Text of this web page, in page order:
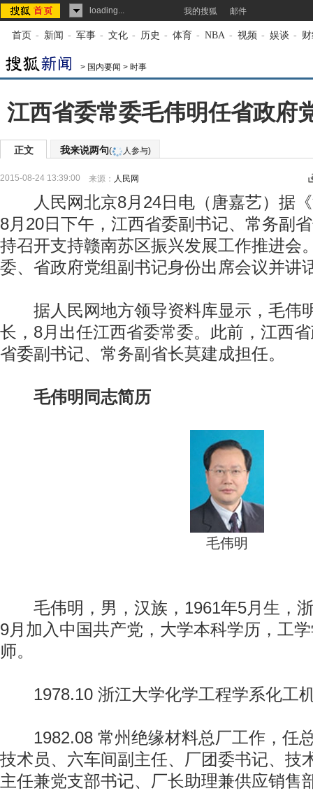
loading... 我的搜狐 邮件
首页 - 新闻 - 军事 - 文化 - 历史 - 体育 - NBA - 视频 - 娱谈 -
> 国内要闻 > 时事
江西省委常委毛伟明任省政府
正文 我来说两句( 人参与)
2015-08-24 13:39:00 来源： 人民网
人民网北京8月24日电（唐嘉艺）据《
8月20日下午，江西省委副书记、常务副
持召开支持赣南苏区振兴发展工作推进会
委、省政府党组副书记身份出席会议并讲
据人民网地方领导资料库显示，毛伟
长，8月出任江西省委常委。此前，江西
省委副书记、常务副省长莫建成担任。
毛伟明同志简历
毛伟明
毛伟明，男，汉族，1961年5月生，浙
9月加入中国共产党，大学本科学历，工
师。
1978.10 浙江大学化学工程学系化工
1982.08 常州绝缘材料总厂工作，任
技术员、六车间副主任、厂团委书记、技
主任兼党支部书记、厂长助理兼供应销售